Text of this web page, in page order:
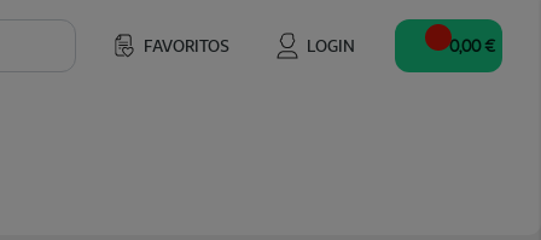
FAVORITOS LOGIN 0,00 €